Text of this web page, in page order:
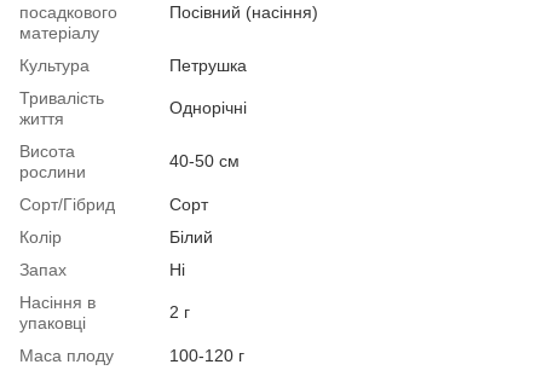
посадкового
матеріалу
Посівний (насіння)
Культура
Петрушка
Тривалість
життя
Однорічні
Висота
рослини
40-50 см
Сорт/Гібрид
Сорт
Колір
Білий
Запах
Ні
Насіння в
упаковці
2 г
Маса плоду
100-120 г